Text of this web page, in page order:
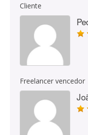
Cliente
Freelancer vencedor